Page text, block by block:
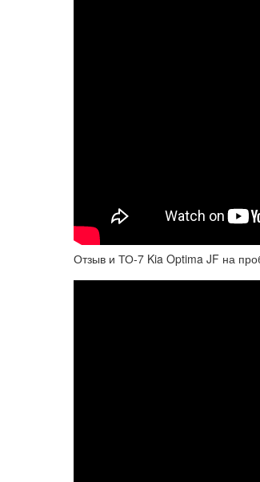
Отзыв и ТО-7 Kia Optima JF на